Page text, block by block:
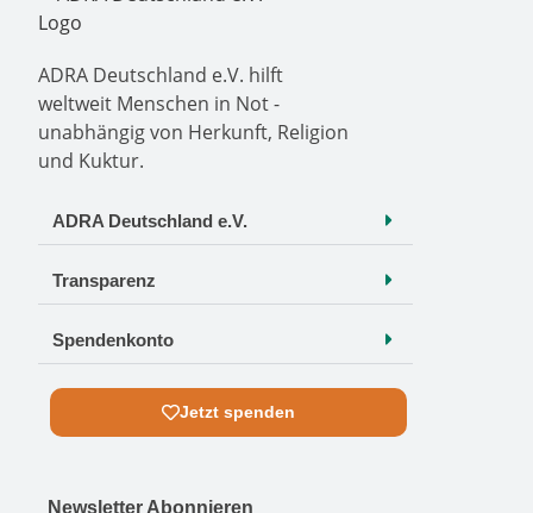
ADRA Deutschland e.V. hilft
weltweit Menschen in Not -
unabhängig von Herkunft, Religion
und Kuktur.
ADRA Deutschland e.V.
Transparenz
Spendenkonto
Jetzt spenden
Newsletter Abonnieren